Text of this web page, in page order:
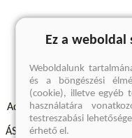
A keresett
Adatvédelmi szabályzatok
ÁSZF - Vásárlási feltételek
Ez a weboldal
Weboldalunk
és a böngészési
(cookie), illetve egyéb
használatára
testreszabási
érhető el.